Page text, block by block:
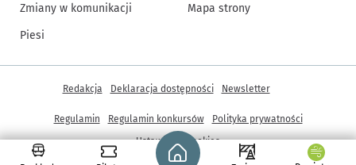
Strona główna - wroclaw.pl
Zmiany w komunikacji
Piesi
Mapa strony
Inne informacje
Redakcja Deklaracja dostępności Newsletter
Regulamin Regulamin konkursów
Polityka prywatności
Ustawienia cookies